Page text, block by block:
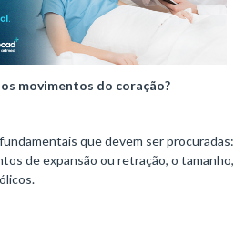
movimentos do coração?
que devem ser procuradas:
de expansão ou retração, o tamanho,